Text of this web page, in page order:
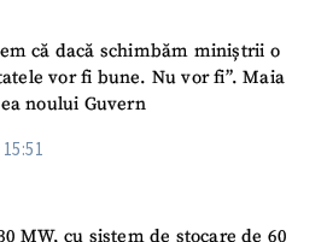
că dacă schimbăm miniștrii o
vor fi bune. Nu vor fi”. Maia
noului Guvern
MW, cu sistem de stocare de 60